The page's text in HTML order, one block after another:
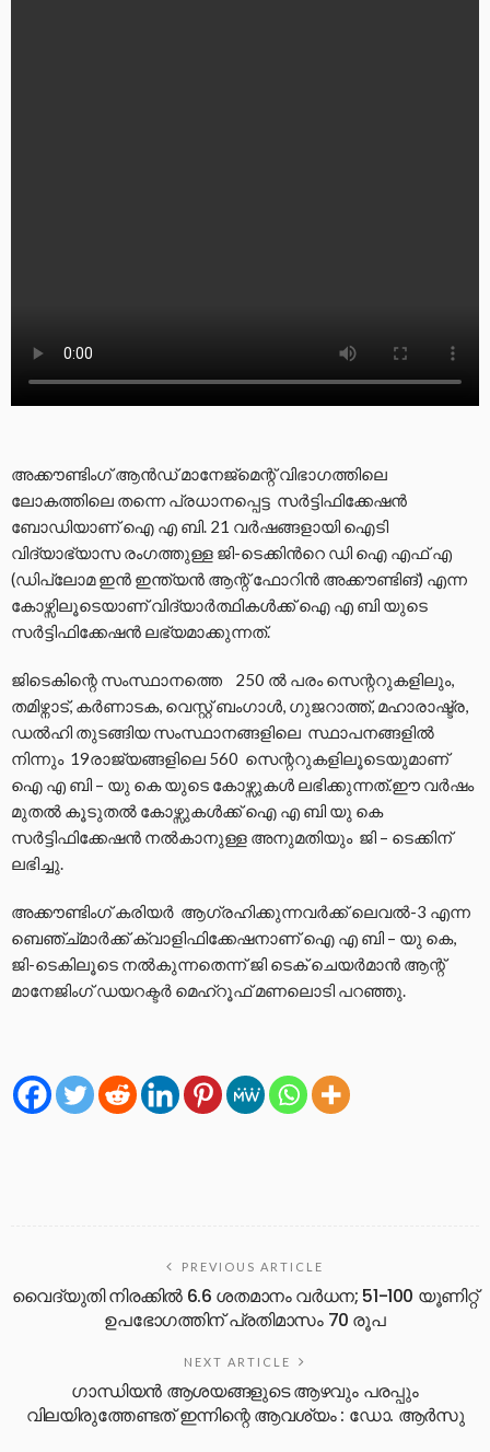
അക്കൗണ്ടിംഗ് ആൻഡ് മാനേജ്മെന്റ് വിഭാഗത്തിലെ
ലോകത്തിലെ തന്നെ പ്രധാനപ്പെട്ട സർട്ടിഫിക്കേഷൻ
ബോഡിയാണ് ഐ എ ബി. 21 വർഷങ്ങളായി ഐടി
വിദ്യാഭ്യാസ രംഗത്തുള്ള ജി-ടെക്കിൻറെ ഡി ഐ എഫ് എ
(ഡിപ്ലോമ ഇൻ ഇന്ത്യൻ ആന്റ് ഫോറിൻ അക്കൗണ്ടിങ്) എന്ന
കോഴ്സിലൂടെയാണ് വിദ്യാർത്ഥികൾക്ക് ഐ എ ബി യുടെ
സർട്ടിഫിക്കേഷൻ ലഭ്യമാക്കുന്നത്.
ജിടെകിന്റെ സംസ്ഥാനത്തെ 250 ൽ പരം സെന്ററുകളിലും,
തമിഴ്നാട്, കർണാടക, വെസ്റ്റ് ബംഗാൾ, ഗുജറാത്ത്, മഹാരാഷ്ട്ര,
ഡൽഹി തുടങ്ങിയ സംസ്ഥാനങ്ങളിലെ സ്ഥാപനങ്ങളിൽ
നിന്നും 19രാജ്യങ്ങളിലെ 560 സെന്ററുകളിലൂടെയുമാണ്
ഐ എ ബി – യു കെ യുടെ കോഴ്സുകൾ ലഭിക്കുന്നത്.ഈ വർഷം
മുതൽ കൂടുതൽ കോഴ്സുകൾക്ക് ഐ എ ബി യു കെ
സർട്ടിഫിക്കേഷൻ നൽകാനുള്ള അനുമതിയും ജി – ടെക്കിന്
ലഭിച്ചു.
അക്കൗണ്ടിംഗ് കരിയർ ആഗ്രഹിക്കുന്നവർക്ക് ലെവൽ-3 എന്ന
ബെഞ്ച്മാർക്ക് ക്വാളിഫിക്കേഷനാണ് ഐ എ ബി – യു കെ,
ജി-ടെകിലൂടെ നൽകുന്നതെന്ന് ജി ടെക് ചെയർമാൻ ആന്റ്
മാനേജിംഗ് ഡയറക്ടർ മെഹ്റൂഫ് മണലൊടി പറഞ്ഞു.
PREVIOUS ARTICLE
വൈദ്യുതി നിരക്കിൽ 6.6 ശതമാനം വ‍ര്‍ധന; 51-100 യൂണിറ്റ്
ഉപഭോഗത്തിന് പ്രതിമാസം 70 രൂപ
NEXT ARTICLE
ഗാന്ധിയൻ ആശയങ്ങളുടെ ആഴവും പരപ്പും
വിലയിരുത്തേണ്ടത് ഇന്നിന്റെ ആവശ്യം : ഡോ. ആർസു